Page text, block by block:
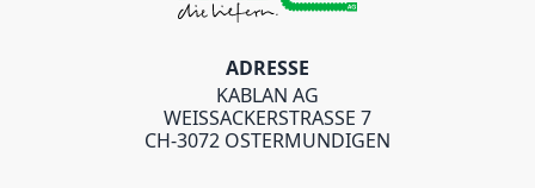
ADRESSE
KABLAN AG
WEISSACKERSTRASSE 7
CH-3072 OSTERMUNDIGEN